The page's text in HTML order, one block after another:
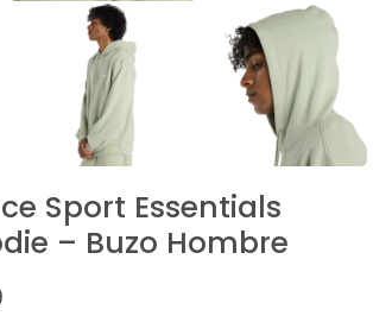
Sport Essentials
– Buzo Hombre